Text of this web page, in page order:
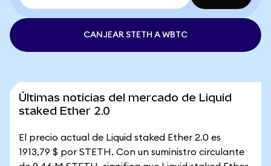
CANJEAR STETH A WBTC
Últimas noticias del mercado de Liquid
staked Ether 2.0
El precio actual de Liquid staked Ether 2.0 es
1913,79 $ por STETH. Con un suministro circulante